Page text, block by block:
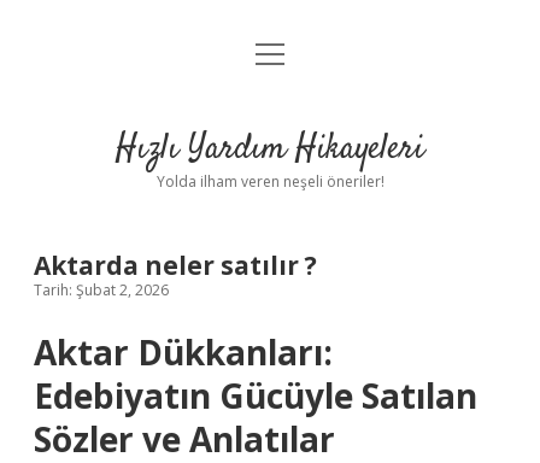
Anasayfa
Yasal Uyarı
menüyü
Hızlı Yardım Hikayeleri
Yolda ilham veren neşeli öneriler!
Aktarda neler satılır ?
Tarih: Şubat 2, 2026
Aktar Dükkanları:
Edebiyatın Gücüyle Satılan
Sözler ve Anlatılar